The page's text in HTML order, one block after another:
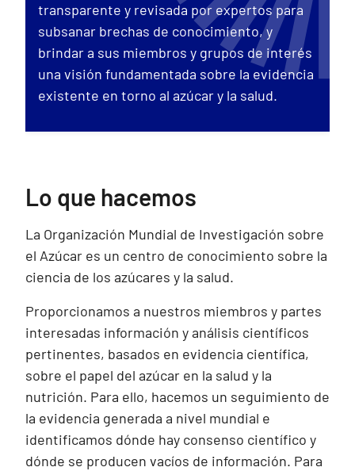
transparente y revisada por expertos para
subsanar brechas de conocimiento, y
brindar a sus miembros y grupos de interés
una visión fundamentada sobre la evidencia
existente en torno al azúcar y la salud.
Lo que hacemos
La Organización Mundial de Investigación sobre
el Azúcar es un centro de conocimiento sobre la
ciencia de los azúcares y la salud.
Proporcionamos a nuestros miembros y partes
interesadas información y análisis científicos
pertinentes, basados en evidencia científica,
sobre el papel del azúcar en la salud y la
nutrición. Para ello, hacemos un seguimiento de
la evidencia generada a nivel mundial e
identificamos dónde hay consenso científico y
dónde se producen vacíos de información. Para